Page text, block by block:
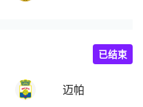
迈帕
已结束